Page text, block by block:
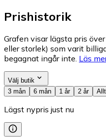
Prishistorik
Grafen visar lägsta pris
eller storlek) som varit
begagnat ingår inte. Läs
Välj butik
3 mån
6 mån 1 år 2 år Allt
Lägst nypris just nu